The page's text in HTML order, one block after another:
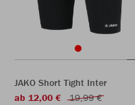
JAKO Short Tight Inter
ab 12,00 €
19,99 €